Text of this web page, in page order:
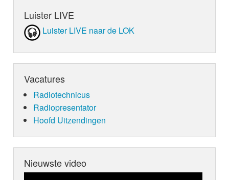
Luister LIVE
Luister LIVE naar de LOK
Vacatures
Radiotechnicus
Radiopresentator
Hoofd Uitzendingen
Nieuwste video